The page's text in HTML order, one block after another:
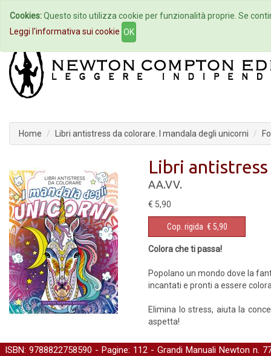
Home Autori Eventi
Home Libri antistress da colorare. I mandala degli unicorni
Libri
AA.VV.
€ 5,90
Cop. rigida € 5,90
Colora che ti passa!
Popolano un mondo dove la
incantati e pronti a essere
Elimina lo stress, aiuta la
aspetta!
ISBN: 9788822758590 - Pagine: 112 -Grandi Manuali Newton n.
Cookies:Questo sito utilizza cookie per funzionalità proprie. Se
Leggi l'informativa sui cookie OK